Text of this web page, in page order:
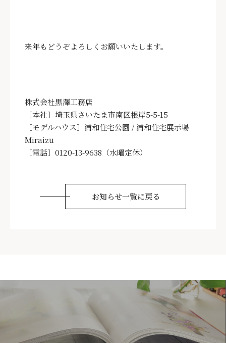
来年もどうぞよろしくお願いいたします。
株式会社黒澤工務店
［本社］埼玉県さいたま市南区根岸5-5-15
［モデルハウス］浦和住宅公園 / 浦和住宅展示場
Miraizu
［電話］0120-13-9638（水曜定休）
お知らせ一覧に戻る